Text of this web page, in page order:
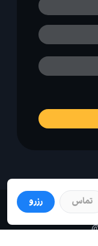
تماس رزرو
فرهنگ سفر توصیه